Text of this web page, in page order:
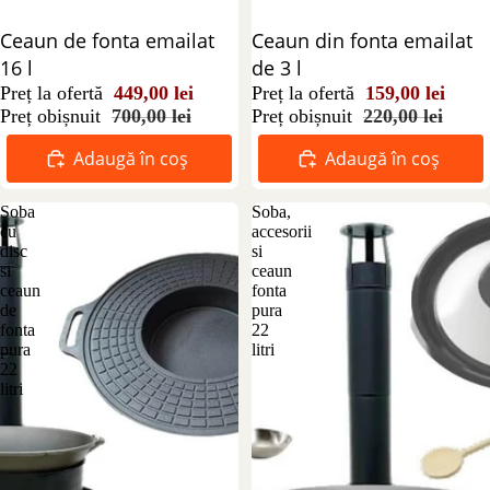
Reducere 36%
Ceaun de fonta emailat
16 l
Preț la ofertă 449,00 lei
Preț obișnuit 700,00 lei
Adaugă în coș
Reducere 28%
Ceaun din fonta emailat
de 3 l
Preț la ofertă 159,00 lei
Preț obișnuit 220,00 lei
Adaugă în coș
Soba
cu
disc
si
ceaun
de
fonta
pura
22
litri
Soba,
accesorii
si
ceaun
fonta
pura
22
litri